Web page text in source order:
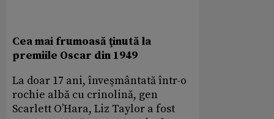
Cea mai frumoasă ţinută la
premiile Oscar din 1949
La doar 17 ani, înveşmântată într-o
rochie albă cu crinolină, gen
Scarlett O’Hara, Liz Taylor a fost